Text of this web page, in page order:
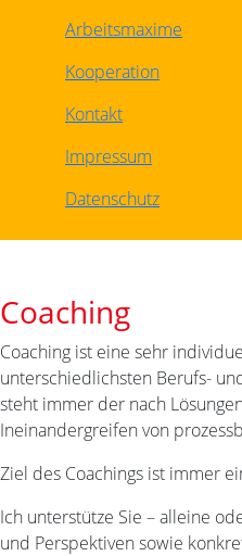
Arbeitsmaxime
Kooperation
Kontakt
Impressum
Datenschutz
Coaching
Coaching ist eine sehr
unterschiedlichsten Berufs-
steht immer der nach
Ineinandergreifen von
Ziel des Coachings ist immer
Ich unterstütze Sie – alleine
und Perspektiven sowie